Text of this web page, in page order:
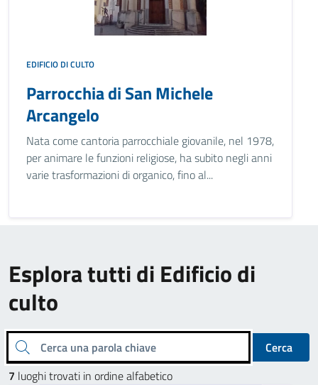
EDIFICIO DI CULTO
Parrocchia di San Michele
Arcangelo
Nata come cantoria parrocchiale giovanile, nel 1978,
per animare le funzioni religiose, ha subito negli anni
varie trasformazioni di organico, fino al...
Esplora tutti di Edificio di
culto
Cerca una parola chiave
Cerca
7 luoghi trovati in ordine alfabetico